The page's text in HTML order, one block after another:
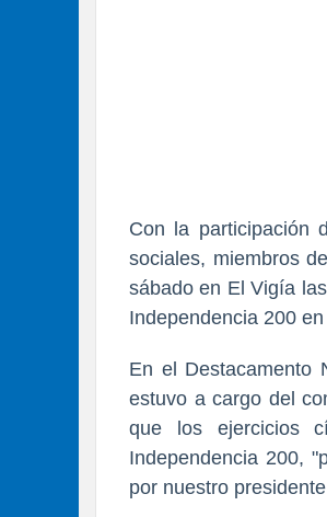
Con la participación
sociales, miembros
sábado en El Vigía
Independencia 200
En el Destacamento
estuvo a cargo del
que los ejercicios
Independencia 200,
por nuestro